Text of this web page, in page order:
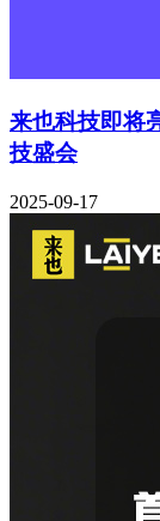
来也科技即将
技盛会
2025-09-17